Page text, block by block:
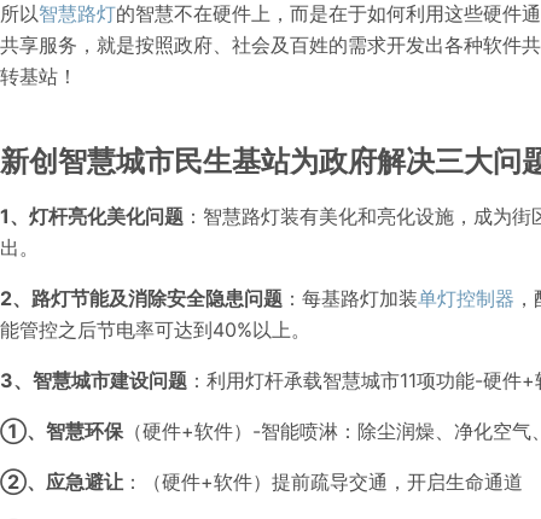
所以智慧路灯的智慧不在硬件上，而是在于如何利用这些硬件
共享服务，就是按照政府、社会及百姓的需求开发出各种软件
转基站！
新创智慧城市民生基站为政府解决三大问
1、灯杆亮化美化问题 ：智慧路灯装有美化和亮化设施，成为
出。
2、路灯节能及消除安全隐患问题 ：每基路灯加装单灯控制器
能管控之后节电率可达到40%以上。
3、智慧城市建设问题 ：利用灯杆承载智慧城市11项功能-硬件
①、智慧环保（硬件+软件）-智能喷淋：除尘润燥、净化空
②、应急避让 ：（硬件+软件）提前疏导交通，开启生命通道